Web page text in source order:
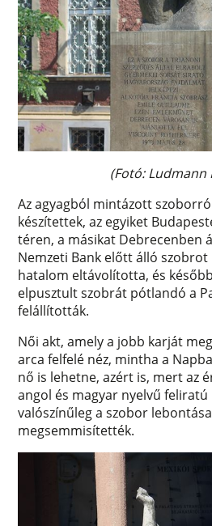
(Fotó: Ludmann
Az agyagból mintázott
készítettek, az egyiket
téren, a másikat Debrecenben
Nemzeti Bank előtt álló szobrot
hatalom eltávolította, és
elpusztult szobrát pótlandó a
felállították.
Női akt, amely a jobb karját
arca felfelé néz, mintha a
nő is lehetne, azért is, mert az
angol és magyar nyelvű
valószínűleg a szobor
megsemmisítették.